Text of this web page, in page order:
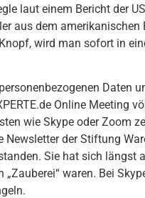
laut einem Bericht der
aus dem
wird man sofort in
Daten
Online Meeting
wie Skype oder Zoom
Newsletter der Stiftung
Sie hat sich längst
waren. Bei